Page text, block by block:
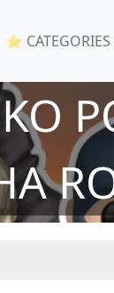
⭐ CATEGORIES